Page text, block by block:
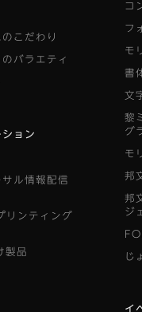
こだわり
バラエティ
ョン
ル情報配信
リンティング
製品
コ
フ
モ
書
文
黎
グ
モ
邦
邦
ジ
じ
イ